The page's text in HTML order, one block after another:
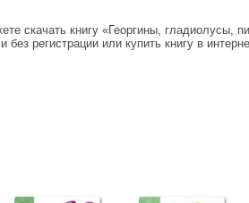
скачать книгу «Георгины, гладиолусы,
без регистрации или купить книгу в